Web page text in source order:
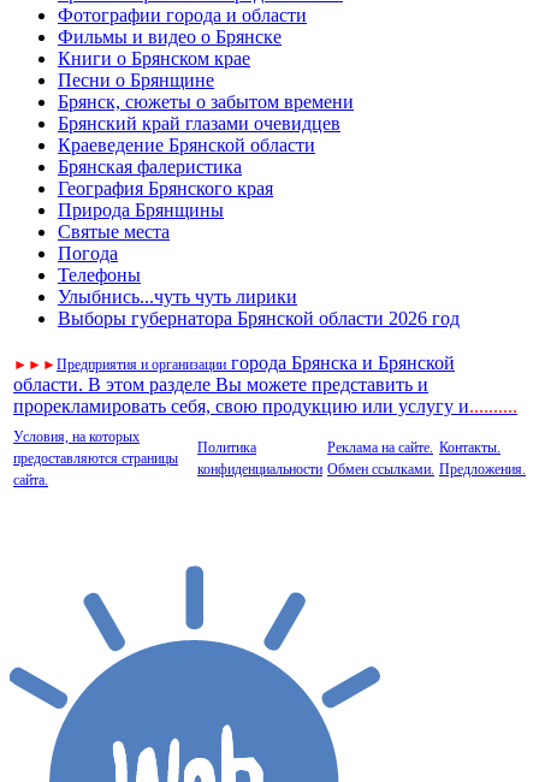
Фотографии города и области
Фильмы и видео о Брянске
Книги о Брянском крае
Песни о Брянщине
Брянск, сюжеты о забытом времени
Брянский край глазами очевидцев
Краеведение Брянской области
Брянская фалеристика
География Брянского края
Природа Брянщины
Святые места
Погода
Телефоны
Улыбнись...чуть чуть лирики
Выборы губернатора Брянской области 2026 год
► ► ►Предприятия и организации города Брянска и Брянской
области. В этом разделе Вы можете представить и
прорекламировать себя, свою продукцию или услугу и..........
Условия, на которых
предоставляются страницы
сайта.
Политика
конфиденциальности
Реклама на сайте.
Обмен ссылками.
Контакты.
Предложения.